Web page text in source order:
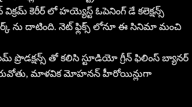
కెరీర్ లో హయ్యెస్ట్ ఓపెనింగ్ డే కలెక్షన్స్
ను దాటింది. నెట్ ఫ్లిక్స్ లోనూ ఈ సినిమా మంచి
ప్రొడక్షన్స్ తో కలిసి స్టూడియో గ్రీన్ ఫిలింస్ బ్యానర్
మాళవిక మోహనన్ హీరోయిన్లుగా